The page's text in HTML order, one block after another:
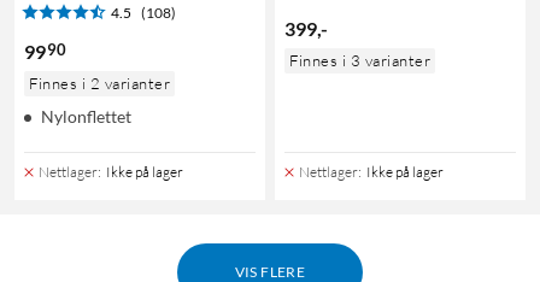
4.5 (108)
9990
Finnes i 2 varianter
Nylonflettet
Nettlager: Ikke på lager
399,-
Finnes i 3 varianter
Nettlager: Ikke på lager
VIS FLERE